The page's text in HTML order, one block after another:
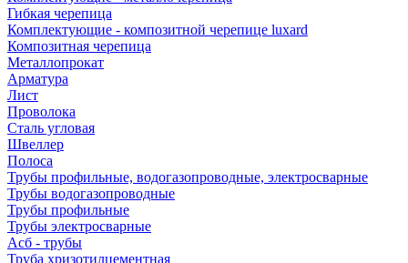
Гибкая черепица
Комплектующие - композитной черепице luxard
Композитная черепица
Металлопрокат
Арматура
Лист
Проволока
Сталь угловая
Швеллер
Полоса
Трубы профильные, водогазопроводные, электросварные
Трубы водогазопроводные
Трубы профильные
Трубы электросварные
Асб - трубы
Труба хризотилцементная